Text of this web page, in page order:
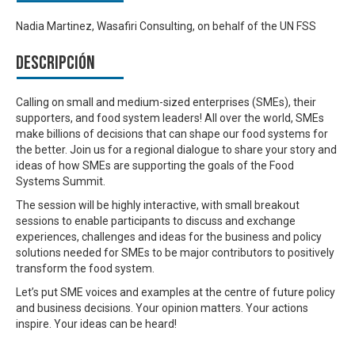
Nadia Martinez, Wasafiri Consulting, on behalf of the UN FSS
Descripción
Calling on small and medium-sized enterprises (SMEs), their
supporters, and food system leaders! All over the world, SMEs
make billions of decisions that can shape our food systems for
the better. Join us for a regional dialogue to share your story and
ideas of how SMEs are supporting the goals of the Food
Systems Summit.
The session will be highly interactive, with small breakout
sessions to enable participants to discuss and exchange
experiences, challenges and ideas for the business and policy
solutions needed for SMEs to be major contributors to positively
transform the food system.
Let’s put SME voices and examples at the centre of future policy
and business decisions. Your opinion matters. Your actions
inspire. Your ideas can be heard!